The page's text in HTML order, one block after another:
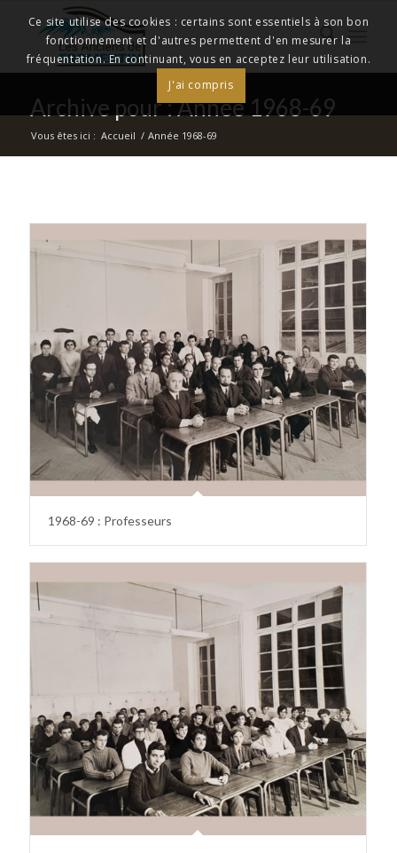
Archive pour : Année 1968-69
Vous êtes ici : Accueil / Année 1968-69
1968-69 : Professeurs
Ce site utilise des cookies : certains sont essentiels à son bon
fonctionnement et d'autres permettent d'en mesurer la
fréquentation. En continuant, vous en acceptez leur utilisation.
J'ai compris